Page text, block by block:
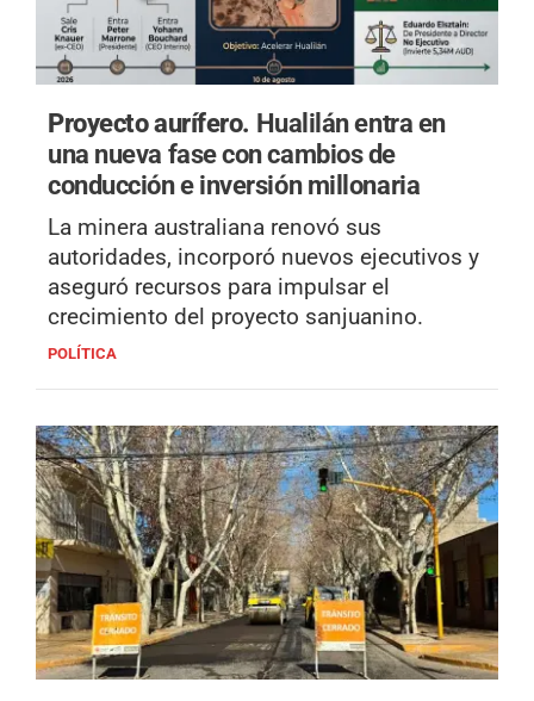
Proyecto aurífero. Hualilán entra en
una nueva fase con cambios de
conducción e inversión millonaria
La minera australiana renovó sus
autoridades, incorporó nuevos ejecutivos y
aseguró recursos para impulsar el
crecimiento del proyecto sanjuanino.
POLÍTICA